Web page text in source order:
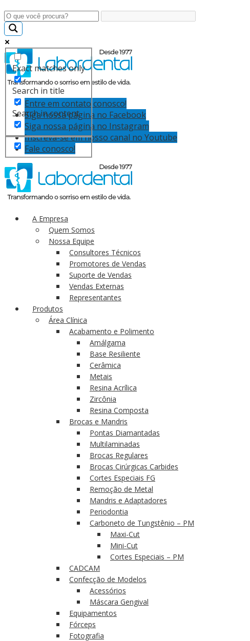
Exact matches only
Search in title
Search in content
Entre em contato conosco!
Siga nossa página no Facebook
Siga nossa página no Instagram
Inscreva-se em nosso canal no Youtube
Fale conosco!
A Empresa
Quem Somos
Nossa Equipe
Consultores Técnicos
Promotores de Vendas
Suporte de Vendas
Vendas Externas
Representantes
Produtos
Área Clínica
Acabamento e Polimento
Amálgama
Base Resiliente
Cerâmica
Metais
Resina Acrílica
Zircônia
Resina Composta
Brocas e Mandris
Pontas Diamantadas
Multilaminadas
Brocas Regulares
Brocas Cirúrgicas Carbides
Cortes Especiais FG
Remoção de Metal
Mandris e Adaptadores
Periodontia
Carboneto de Tungstênio – PM
Maxi-Cut
Mini-Cut
Cortes Especiais – PM
CADCAM
Confecção de Modelos
Acessórios
Máscara Gengival
Equipamentos
Fórceps
Fotografia